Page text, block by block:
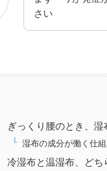
さい
ぎっくり腰のとき、
湿布の成分が働く仕
冷湿布と温湿布、ど